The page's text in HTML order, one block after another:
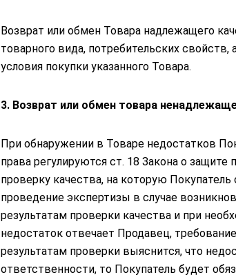
Возврат или обмен Товара надлежащего
товарного вида, потребительских
условия покупки указанного Товара.
3. Возврат или обмен товара
При обнаружении в Товаре недостатков
права регулируются ст. 18 Закона о
проверку качества, на которую
проведение экспертизы в случае
результатам проверки качества и при
недостаток отвечает Продавец,
результатам проверки выяснится, что
ответственности, то Покупатель будет